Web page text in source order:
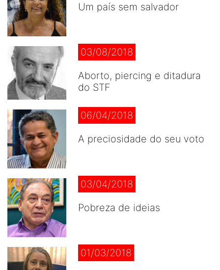
Um país sem salvador
03/08/2018
Aborto, piercing e ditadura
do STF
06/04/2018
A preciosidade do seu voto
03/04/2018
Pobreza de ideias
01/03/2018